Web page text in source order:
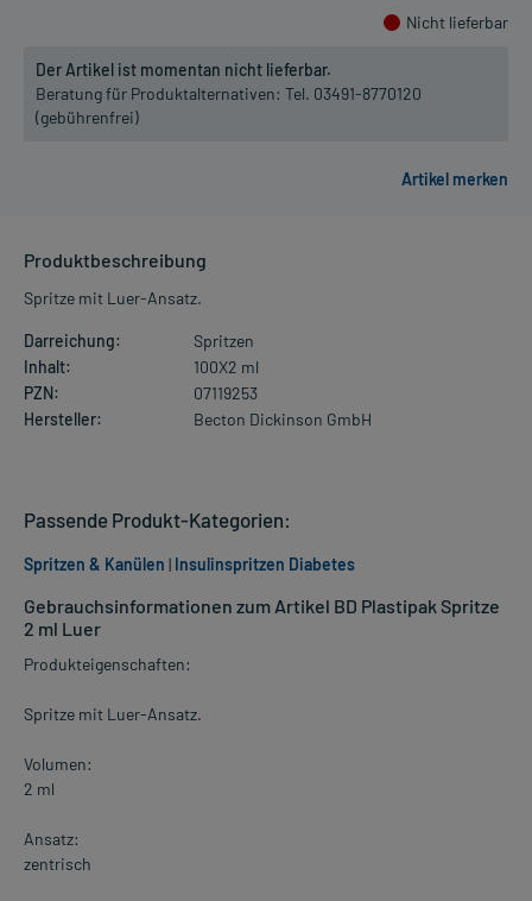
Nicht lieferbar
Der Artikel ist momentan nicht lieferbar.
Beratung für Produktalternativen: Tel. 03491-8770120
(gebührenfrei)
Produktbeschreibung
Spritze mit Luer-Ansatz.
Darreichung:
Spritzen
Inhalt:
100X2 ml
PZN:
07119253
Hersteller:
Becton Dickinson GmbH
Gebrauchsinformationen zum Artikel BD Plastipak Spritze
2 ml Luer
Produkteigenschaften:
Spritze mit Luer-Ansatz.
Volumen:
2 ml
Ansatz:
zentrisch
Passende Produkt-Kategorien:
Spritzen & Kanülen | Insulinspritzen Diabetes